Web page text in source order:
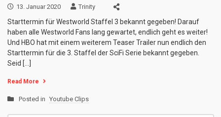
13. Januar 2020 Trinity
Starttermin für Westworld Staffel 3 bekannt gegeben! Darauf
haben alle Westworld Fans lang gewartet, endlich geht es weiter!
Und HBO hat mit einem weiterem Teaser Trailer nun endlich den
Starttermin für die 3. Staffel der SciFi Serie bekannt gegeben.
Seid […]
Read More
Posted in Youtube Clips